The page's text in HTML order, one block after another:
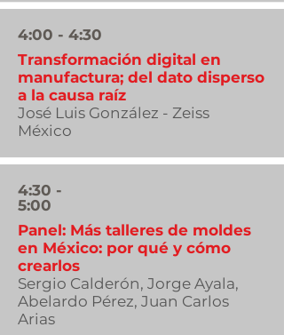
4:00 - 4:30
Transformación digital en
manufactura; del dato disperso
a la causa raíz
José Luis González - Zeiss
México
4:30 -
5:00
Panel: Más talleres de moldes
en México: por qué y cómo
crearlos
Sergio Calderón, Jorge Ayala,
Abelardo Pérez, Juan Carlos
Arias